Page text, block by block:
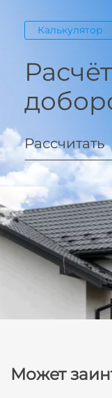
Калькулятор
Рассчитать
Может